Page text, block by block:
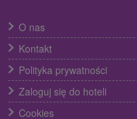
O nas
Kontakt
Polityka prywatności
Zaloguj się do hoteli
Cookies